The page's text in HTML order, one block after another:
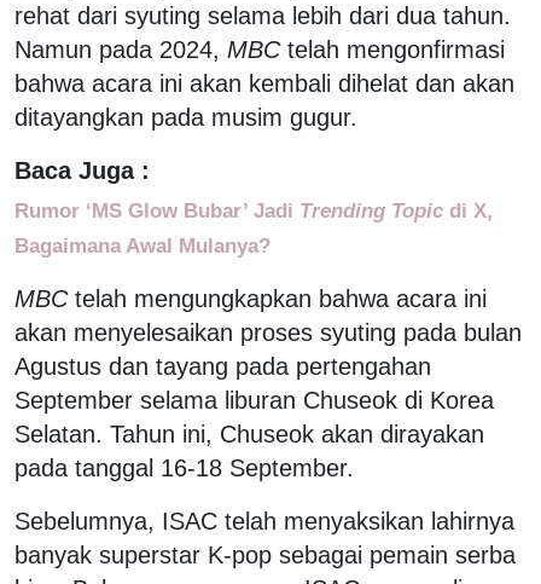
rehat dari syuting selama lebih dari dua tahun.
Namun pada 2024, MBCtelah mengonfirmasi
bahwa acara ini akan kembali dihelat dan akan
ditayangkan pada musim gugur.
Baca Juga :
Rumor ‘MS Glow Bubar’ Jadi Trending Topic di X,
Bagaimana Awal Mulanya?
MBCtelah mengungkapkan bahwa acara ini
akan menyelesaikan proses syuting pada bulan
Agustus dan tayang pada pertengahan
September selama liburan Chuseok di Korea
Selatan. Tahun ini, Chuseok akan dirayakan
pada tanggal 16-18 September.
Sebelumnya, ISAC telah menyaksikan lahirnya
banyak superstar K-pop sebagai pemain serba